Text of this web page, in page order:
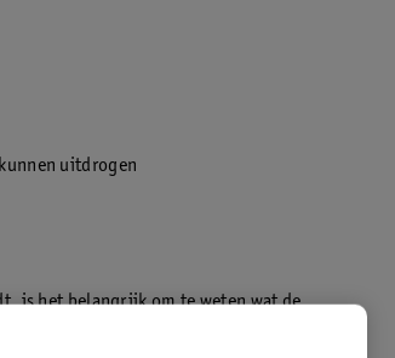
uitdrogen
is het belangrijk om te weten wat de
om goed voor je droge huid te